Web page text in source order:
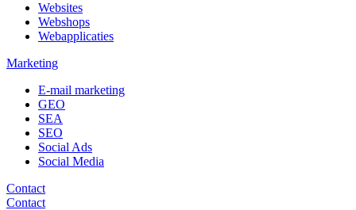
Websites
Webshops
Webapplicaties
Marketing
E-mail marketing
GEO
SEA
SEO
Social Ads
Social Media
Contact
Contact